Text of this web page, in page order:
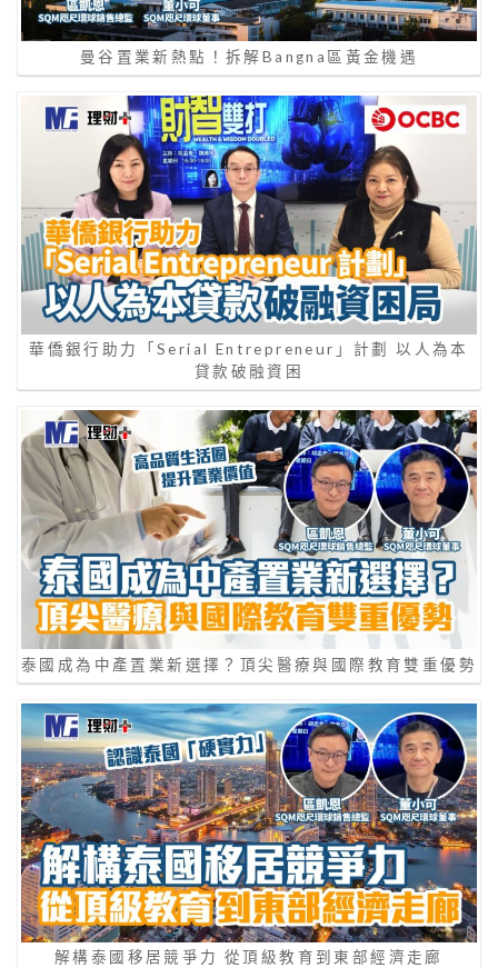
曼谷置業新熱點！拆解Bangna區黃金機遇
華僑銀行助力「Serial Entrepreneur」計劃 以人為本
貸款破融資困
泰國成為中產置業新選擇？頂尖醫療與國際教育雙重優勢
解構泰國移居競爭力 從頂級教育到東部經濟走廊